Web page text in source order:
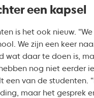
een kapsel
is het ook nieuw.
We zijn een keer
wat daar te doen is,
nog niet eerder
een van de studenten.
maar het gesprek